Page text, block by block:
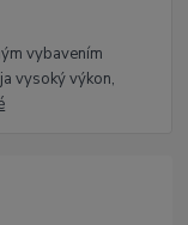
vybavením
vysoký výkon,